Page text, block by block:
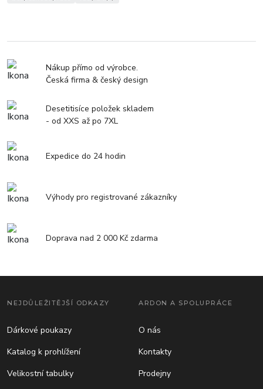
Nákup přímo od výrobce.
Česká firma & český design
Desetitisíce položek skladem
- od XXS až po 7XL
Expedice do 24 hodin
Výhody pro registrované zákazníky
Doprava nad 2 000 Kč zdarma
NEJDŮLEŽITĚJŠÍ ODKAZY
Dárkové poukazy
Katalog k prohlížení
Velikostní tabulky
ARDON A SPOLUPRÁCE
O nás
Kontakty
Prodejny